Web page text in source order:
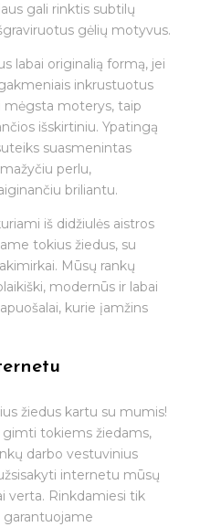
gali rinktis subtilų
gėlių motyvus.
labai originalią formą, jei
inkrustuotus
mėgsta moterys, taip
išskirtiniu. Ypatingą
suasmenintas
perlu,
briliantu.
iš didžiulės aistros
tokius žiedus, su
Mūsų rankų
modernūs ir labai
kurie įamžins
žiedus kartu su mumis!
gimti tokiems žiedams,
darbo vestuvinius
internetu mūsų
verta. Rinkdamiesi tik
garantuojame